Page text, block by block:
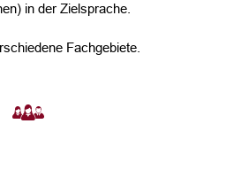
in der Zielsprache.
Fachgebiete.